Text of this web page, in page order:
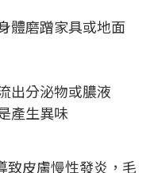
體磨蹭家具或地面
出分泌物或膿液
產生異味
致皮膚慢性發炎，毛